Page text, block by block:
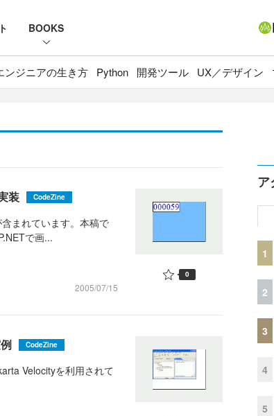
BOOKS
ンジニアの生き方 Python 開発ツール UX／デザイン
装 CodeZine
まれています。本稿で
で画...
2005/07/15
0
CodeZine
Velocityを利用されて
ア
1
2
3
4
5